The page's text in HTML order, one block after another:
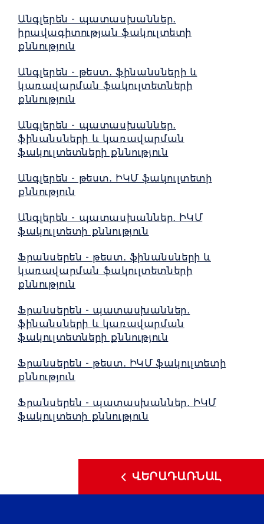
Անգլերեն - պատասխաններ․
իրավագիտության ֆակուլտետի
քննություն
Անգլերեն - թեստ․ ֆինանսների և
կառավարման ֆակուլտետների
քննություն
Անգլերեն - պատասխաններ․
ֆինանսների և կառավարման
ֆակուլտետների քննություն
Անգլերեն - թեստ․ ԻԿՄ ֆակուլտետի
քննություն
Անգլերեն - պատասխաններ․ ԻԿՄ
ֆակուլտետի քննություն
Ֆրանսերեն - թեստ․ ֆինանսների և
կառավարման ֆակուլտետների
քննություն
Ֆրանսերեն - պատասխաններ․
ֆինանսների և կառավարման
ֆակուլտետների քննություն
Ֆրանսերեն - թեստ․ ԻԿՄ ֆակուլտետի
քննություն
Ֆրանսերեն - պատասխաններ․ ԻԿՄ
ֆակուլտետի քննություն
ՎԵՐԱԴԱՌՆԱԼ